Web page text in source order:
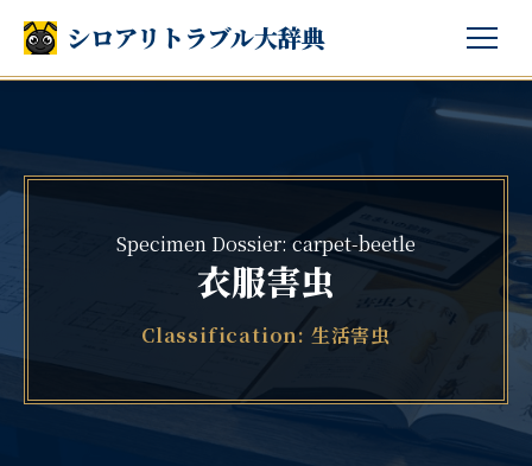
シロアリトラブル大辞典
Specimen Dossier: carpet-beetle
衣服害虫
Classification: 生活害虫